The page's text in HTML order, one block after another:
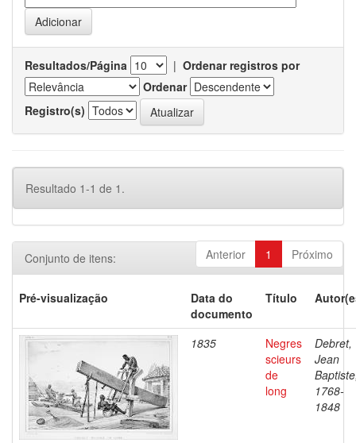
Resultados/Página | Ordenar registros por
Ordenar
Registro(s)
Resultado 1-1 de 1.
Anterior 1 Próximo
Conjunto de itens:
Pré-visualização
Data do
documento
Título
1835
Negres
scieurs
de
long
Debret,
Jean
1768-
1848